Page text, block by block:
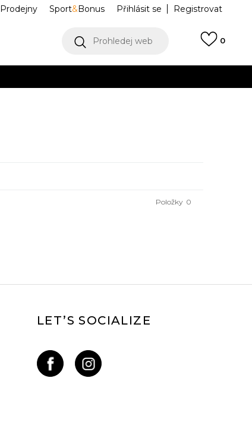
Přihlásit se Registrovat
Prodejny Sport&Bonus
Prohledej web 0
0
Položky
LET’S SOCIALIZE